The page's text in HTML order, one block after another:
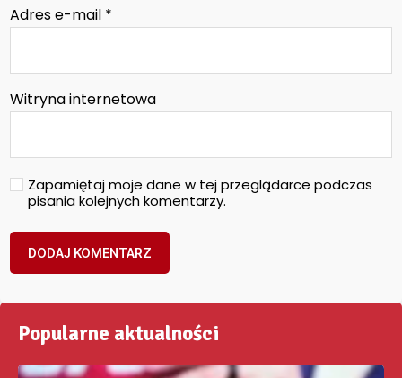
Adres e-mail *
Witryna internetowa
Zapamiętaj moje dane w tej przeglądarce podczas
pisania kolejnych komentarzy.
Popularne aktualności